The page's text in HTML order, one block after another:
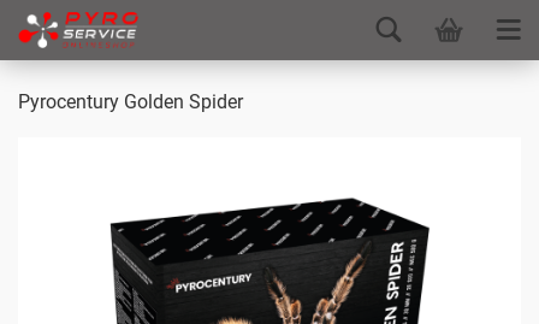
Pyrocentury Golden Spider